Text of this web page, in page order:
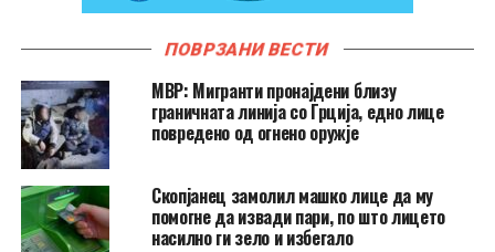
ПОВРЗАНИ ВЕСТИ
МВР: Мигранти пронајдени близу
граничната линија со Грција, едно лице
повредено од огнено оружје
Скопјанец замолил машко лице да му
помогне да извади пари, по што лицето
насилно ги зело и избегало